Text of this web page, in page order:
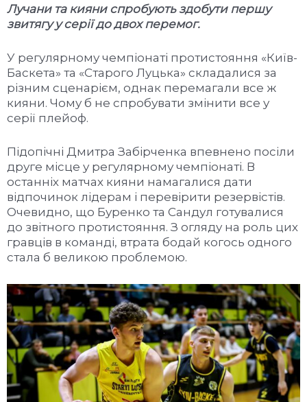
Лучани та кияни спробують здобути першу
звитягу у серії до двох перемог.
У регулярному чемпіонаті протистояння «Київ-
Баскета» та «Старого Луцька» складалися за
різним сценарієм, однак перемагали все ж
кияни. Чому б не спробувати змінити все у
серії плейоф.
Підопічні Дмитра Забірченка впевнено посіли
друге місце у регулярному чемпіонаті. В
останніх матчах кияни намагалися дати
відпочинок лідерам і перевірити резервістів.
Очевидно, що Буренко та Сандул готувалися
до звітного протистояння. З огляду на роль цих
гравців в команді, втрата бодай когось одного
стала б великою проблемою.